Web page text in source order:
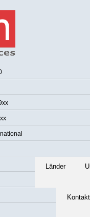
Länder
Kontakt